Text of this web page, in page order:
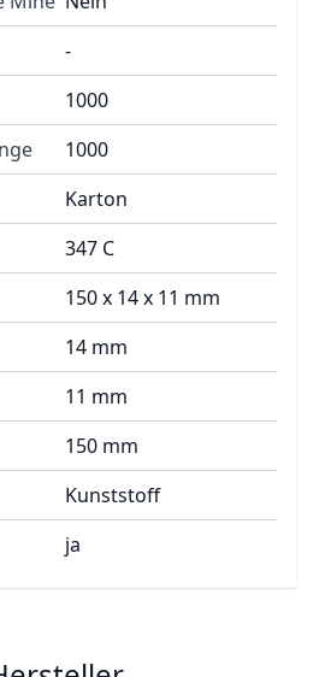
-
1000
1000
Karton
347 C
150 x 14 x 11 mm
14 mm
11 mm
150 mm
Kunststoff
ja